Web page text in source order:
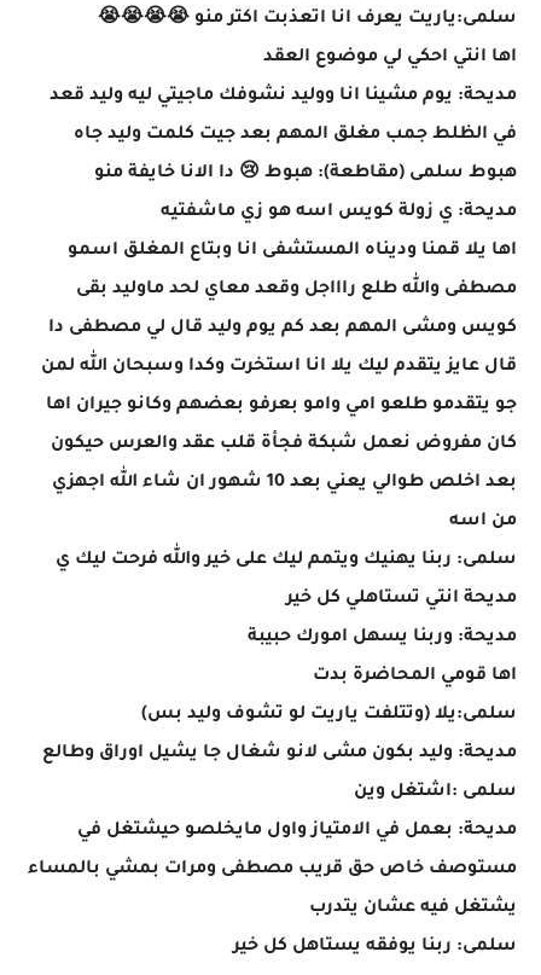
سلمى:ياريت يعرف انا اتعذبت اكتر منو 😭😭😭😭
اها انتي احكي لي موضوع العقد
مديحة: يوم مشينا انا ووليد نشوفك ماجيتي ليه وليد قعد
في الظلط جمب مغلق المهم بعد جيت كلمت وليد جاه
هبوط سلمى (مقاطعة): هبوط 😢 دا الانا خايفة منو
مديحة: ي زولة كويس اسه هو زي ماشفتيه
اها يلا قمنا وديناه المستشفى انا وبتاع المغلق اسمو
مصطفى والله طلع راااجل وقعد معاي لحد ماوليد بقى
كويس ومشى المهم بعد كم يوم وليد قال لي مصطفى دا
قال عايز يتقدم ليك يلا انا استخرت وكدا وسبحان الله لمن
جو يتقدمو طلعو امي وامو بعرفو بعضهم وكانو جيران اها
كان مفروض نعمل شبكة فجأة قلب عقد والعرس حيكون
بعد اخلص طوالي يعني بعد 10 شهور ان شاء الله اجهزي
من اسه
سلمى: ربنا يهنيك ويتمم ليك على خير والله فرحت ليك ي
مديحة انتي تستاهلي كل خير
مديحة: وربنا يسهل امورك حبيبة
اها قومي المحاضرة بدت
سلمى:يلا (وتتلفت ياريت لو تشوف وليد بس)
مديحة: وليد بكون مشى لانو شغال جا يشيل اوراق وطالع
سلمى :اشتغل وين
مديحة: بعمل في الامتياز واول مايخلصو حيشتغل في
مستوصف خاص حق قريب مصطفى ومرات بمشي بالمساء
يشتغل فيه عشان يتدرب
سلمى: ربنا يوفقه يستاهل كل خير